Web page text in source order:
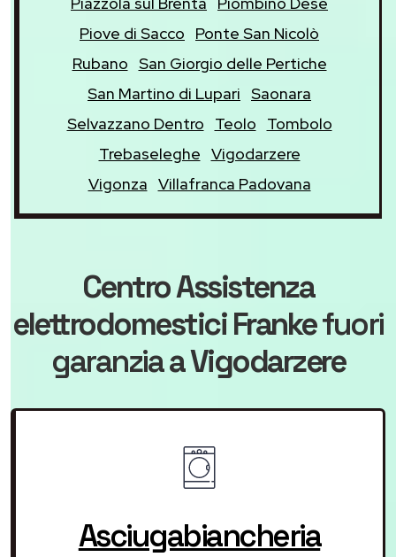
Piove di Sacco
Ponte San Nicolò
Rubano San Giorgio delle Pertiche
San Martino di Lupari Saonara
Selvazzano Dentro
Teolo
Tombolo
Trebaseleghe Vigodarzere
Vigonza Villafranca Padovana
Centro Assistenza
elettrodomestici Frankefuori
garanziaa Vigodarzere
Asciugabiancheria